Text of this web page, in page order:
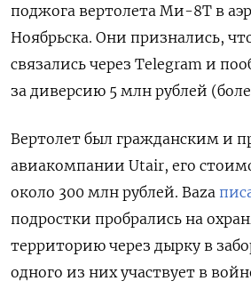
поджога вертолета Ми-8Т в
Ноябрьска. Они признались,
связались через Telegram и
за диверсию 5 млн рублей
Вертолет был гражданским и
авиакомпании Utair, его
около 300 млн рублей. Baza
подростки пробрались на
территорию через дырку в
одного из них участвует в